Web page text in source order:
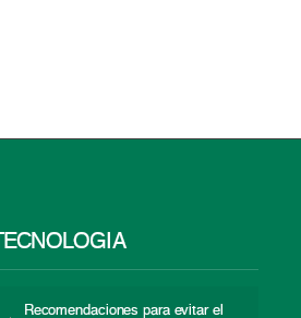
TECNOLOGÍA
Recomendaciones para evitar el